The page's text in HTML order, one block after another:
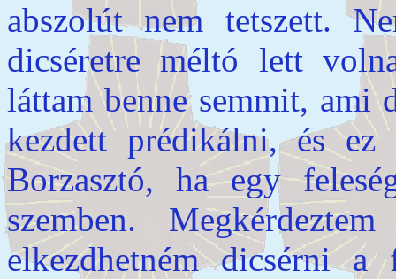
abszolút nem tetszett.
dicséretre méltó lett
láttam benne semmit, ami
kezdett prédikálni, és
Borzasztó, ha egy
szemben.
elkezdhetném dicsérni